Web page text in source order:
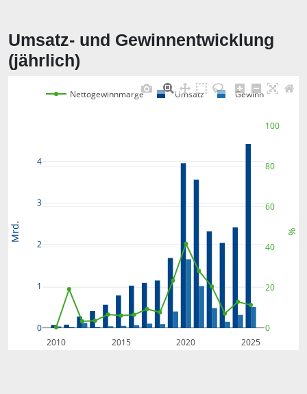
Umsatz- und Gewinnentwicklung
(jährlich)
2010 2015 2020 2025
0
1
2
3
4
0
20
40
60
80
100
Nettogewinnmarge Umsatz Gewinn
Mrd. %